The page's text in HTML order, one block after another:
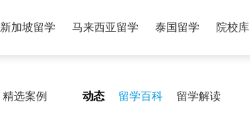
新加坡留学 马来西亚留学 泰国留学 院校库
精选案例 动态 留学百科 留学解读